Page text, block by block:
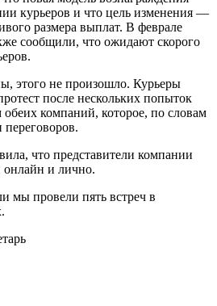
курьеров и что цель изменения —
размера выплат. В феврале
сообщили, что ожидают скорого
этого не произошло. Курьеры
после нескольких попыток
обеих компаний, которое, по словам
что представители компании
онлайн и лично.
мы провели пять встреч в